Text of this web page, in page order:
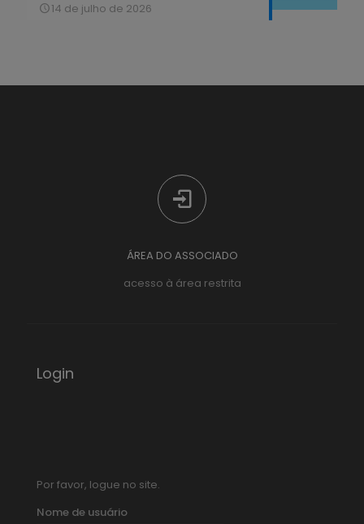
14 de julho de 2026
ÁREA DO ASSOCIADO
acesso à área restrita
Login
Por favor, logue no site.
Nome de usuário